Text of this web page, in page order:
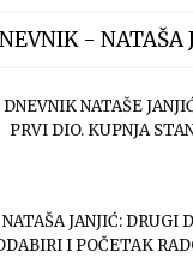
- NATAŠA
DNEVNIK NATAŠE
PRVI DIO. KUPNJA
NATAŠA JANJIĆ: DRUGI
I POČETAK